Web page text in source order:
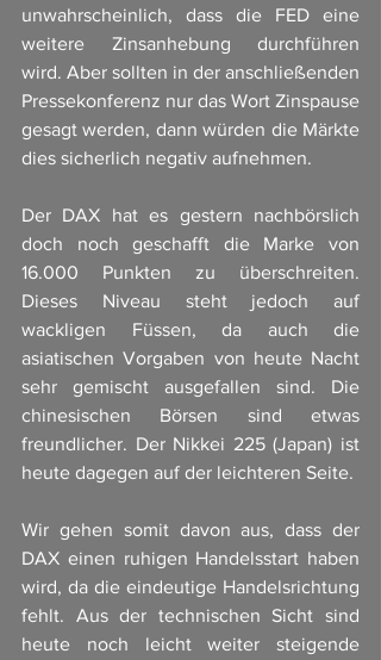
unwahrscheinlich, dass die FED eine
weitere Zinsanhebung durchführen
wird. Aber sollten in der anschließenden
Pressekonferenz nur das Wort Zinspause
gesagt werden, dann würden die Märkte
dies sicherlich negativ aufnehmen.
Der DAX hat es gestern nachbörslich
doch noch geschafft die Marke von
16.000 Punkten zu überschreiten.
Dieses Niveau steht jedoch auf
wackligen Füssen, da auch die
asiatischen Vorgaben von heute Nacht
sehr gemischt ausgefallen sind. Die
chinesischen Börsen sind etwas
freundlicher. Der Nikkei 225 (Japan) ist
heute dagegen auf der leichteren Seite.
Wir gehen somit davon aus, dass der
DAX einen ruhigen Handelsstart haben
wird, da die eindeutige Handelsrichtung
fehlt. Aus der technischen Sicht sind
heute noch leicht weiter steigende